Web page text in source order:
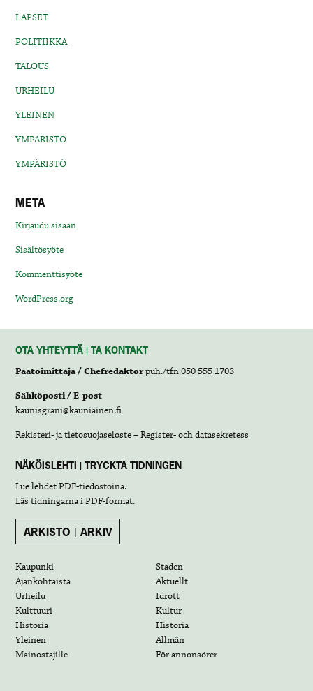
LAPSET
POLITIIKKA
TALOUS
URHEILU
YLEINEN
YMPÄRISTÖ
YMPÄRISTÖ
META
Kirjaudu sisään
Sisältösyöte
Kommenttisyöte
WordPress.org
OTA YHTEYTTÄ | TA KONTAKT
Päätoimittaja / Chefredaktörpuh./tfn 050 555 1703
Sähköposti / E-post
kaunisgrani@kauniainen.fi
Rekisteri- ja tietosuojaseloste – Register- och datasekretess
NÄKÖISLEHTI | TRYCKTA TIDNINGEN
Lue lehdetPDF-tiedostoina.
Läs tidningarna iPDF-format.
ARKISTO | ARKIV
Kaupunki
Staden
Ajankohtaista
Aktuellt
Urheilu
Idrott
Kulttuuri
Kultur
Historia
Historia
Yleinen
Allmän
Mainostajille
För annonsörer